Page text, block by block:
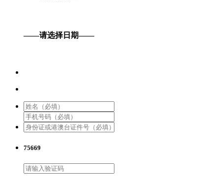
——请选择日期——
75669